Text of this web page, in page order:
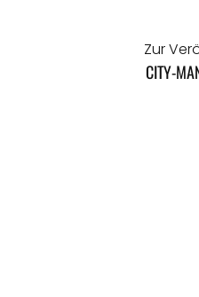
Zur
CITY-